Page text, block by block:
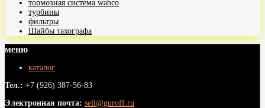
тормозная система wabco
турбины
фильтры
Шайбы тахографа
меню
каталог
Тел.: +7 (926) 387-56-83
Электронная почта: sell@guroff.ru